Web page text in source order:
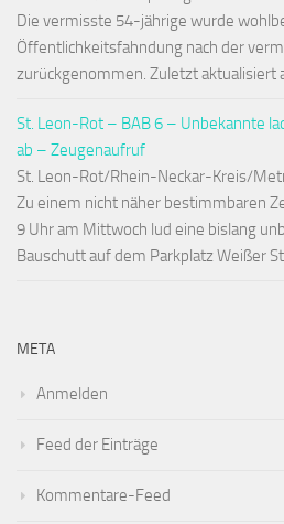
Die vermisste 54-jährige wurde
Öffentlichkeitsfahndung nach der
zurückgenommen. Zuletzt aktualisiert
St. Leon-Rot – BAB 6 – Unbekannte
ab – Zeugenaufruf
St. Leon-Rot/Rhein-Neckar-Kreis/
Zu einem nicht näher bestimmbaren
9 Uhr am Mittwoch lud eine bislang
Bauschutt auf dem Parkplatz Weißer
META
Anmelden
Feed der Einträge
Kommentare-Feed